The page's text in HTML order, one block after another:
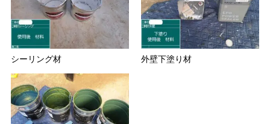
シーリング材 外壁下塗り材